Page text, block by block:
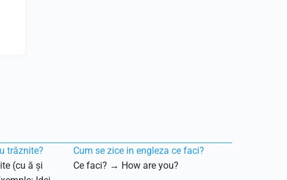
trăznite?
(cu ă și
Cum se zice in engleza ce faci?
Ce faci? → How are you?